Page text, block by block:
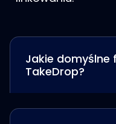
Jakie domyślne
TakeDrop?